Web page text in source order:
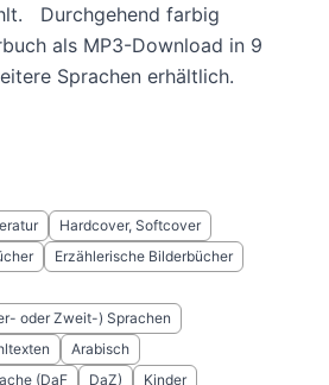
Durchgehend farbig
als MP3-Download in 9
Sprachen erhältlich.
Hardcover, Softcover
Erzählerische Bilderbücher
oder Zweit-) Sprachen
Arabisch
(DaF
DaZ) Kinder